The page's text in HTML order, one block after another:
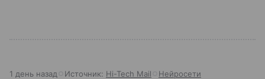
1 день назад Источник: Hi-Tech Mail Нейросети